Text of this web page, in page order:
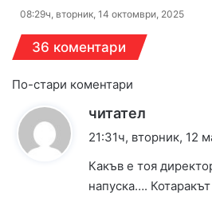
08:29ч, вторник, 14 октомври, 2025
36 коментари
Навигация
за
коментарите
По-стари коментари
читател
а
а
21:31ч, вторник, 12
Какъв е тоя
напуска….